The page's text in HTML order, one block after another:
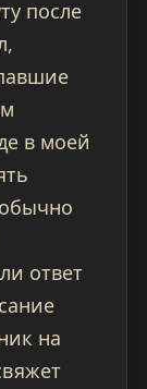
после
в моей
ответ
на